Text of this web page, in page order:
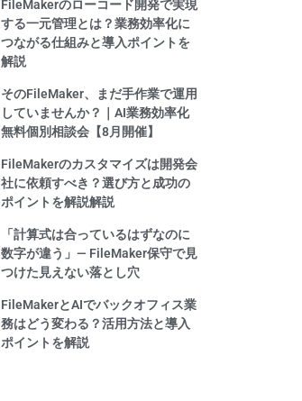
FileMakerのローコード開発で実現
する一元管理とは？業務効率化に
つながる仕組みと導入ポイントを
解説
そのFileMaker、まだ手作業で運用
していませんか？｜AI業務効率化
無料個別相談会【8月開催】
FileMakerのカスタマイズは開発会
社に依頼すべき？選び方と成功の
ポイントを解説解説
「計算式は合っているはずなのに
数字が違う」— FileMaker保守で見
つけた見えない落とし穴
FileMakerとAIでバックオフィス業
務はどう変わる？活用方法と導入
ポイントを解説